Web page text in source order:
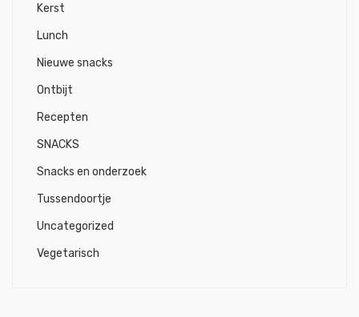
Kerst
Lunch
Nieuwe snacks
Ontbijt
Recepten
SNACKS
Snacks en onderzoek
Tussendoortje
Uncategorized
Vegetarisch